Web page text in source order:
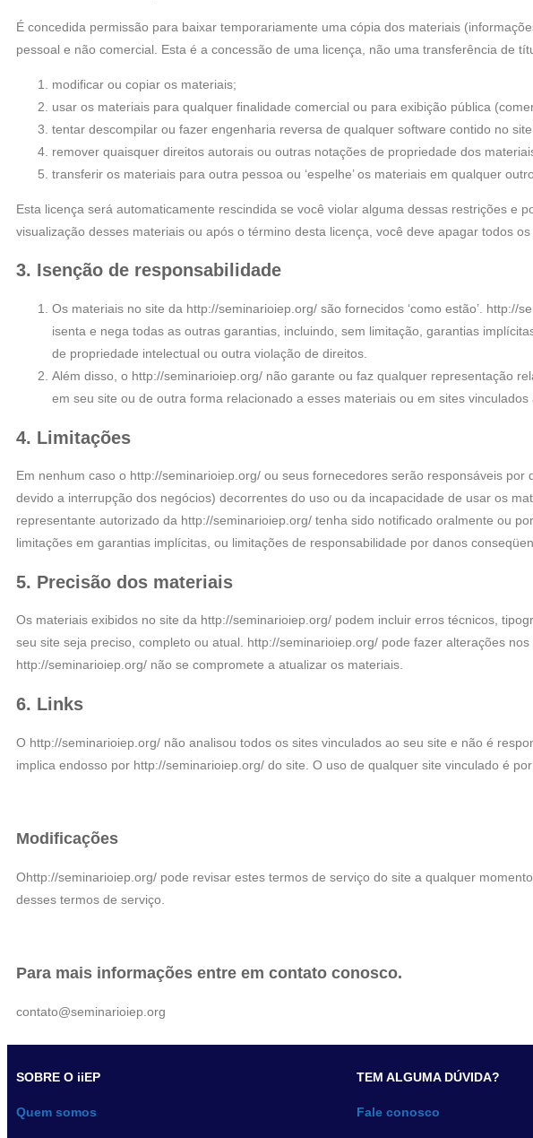
É concedida permissão para baixar temporariamente uma cópia dos materiais
pessoal e não comercial. Esta é a concessão de uma licença, não uma transferência de
modificar ou copiar os materiais;
usar os materiais para qualquer finalidade comercial ou para exibição pública
tentar descompilar ou fazer engenharia reversa de qualquer software contido no
remover quaisquer direitos autorais ou outras notações de propriedade dos
transferir os materiais para outra pessoa ou ‘espelhe’ os materiais em qualquer
Esta licença será automaticamente rescindida se você violar alguma dessas restrições
visualização desses materiais ou após o término desta licença, você deve apagar todos
3. Isenção de responsabilidade
Os materiais no site da http://seminarioiep.org/ são fornecidos ‘como estão’.
isenta e nega todas as outras garantias, incluindo, sem limitação, garantias
de propriedade intelectual ou outra violação de direitos.
Além disso, o http://seminarioiep.org/ não garante ou faz qualquer representação
em seu site ou de outra forma relacionado a esses materiais ou em sites vinculados
4. Limitações
Em nenhum caso o http://seminarioiep.org/ ou seus fornecedores serão responsáveis
devido a interrupção dos negócios) decorrentes do uso ou da incapacidade de usar os
representante autorizado da http://seminarioiep.org/ tenha sido notificado oralmente ou
limitações em garantias implícitas, ou limitações de responsabilidade por danos
5. Precisão dos materiais
Os materiais exibidos no site da http://seminarioiep.org/ podem incluir erros técnicos,
seu site seja preciso, completo ou atual. http://seminarioiep.org/ pode fazer alterações
http://seminarioiep.org/ não se compromete a atualizar os materiais.
6. Links
O http://seminarioiep.org/ não analisou todos os sites vinculados ao seu site e não é
implica endosso por http://seminarioiep.org/ do site. O uso de qualquer site vinculado é
Modificações
Ohttp://seminarioiep.org/ pode revisar estes termos de serviço do site a qualquer
desses termos de serviço.
Para mais informações entre em contato conosco.
contato@seminarioiep.org
SOBRE O iiEP
Quem somos
TEM ALGUMA DÚVIDA?
Fale conosco